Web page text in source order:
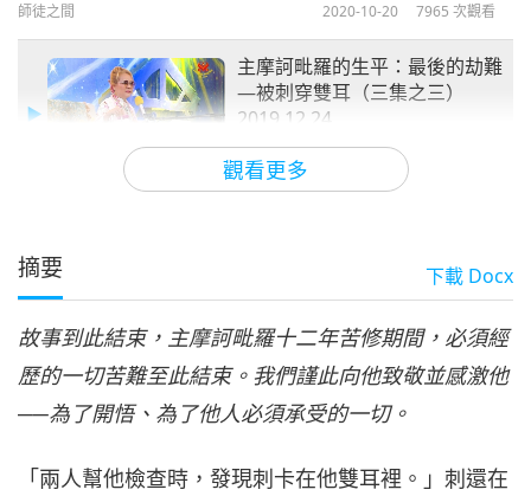
觀看更多
師徒之間 2020-10-20 7965 次觀看
主摩訶毗羅的生平：最後的劫難
—被刺穿雙耳（三集之三）
2019.12.24
9701
摘要 下載 Docx
故事到此結束，主摩訶毗羅十二年苦修期間，必須經
歷的一切苦難至此結束。我們謹此向他致敬並感激他
──為了開悟、為了他人必須承受的一切。
「兩人幫他檢查時，發現刺卡在他雙耳裡。」刺還在